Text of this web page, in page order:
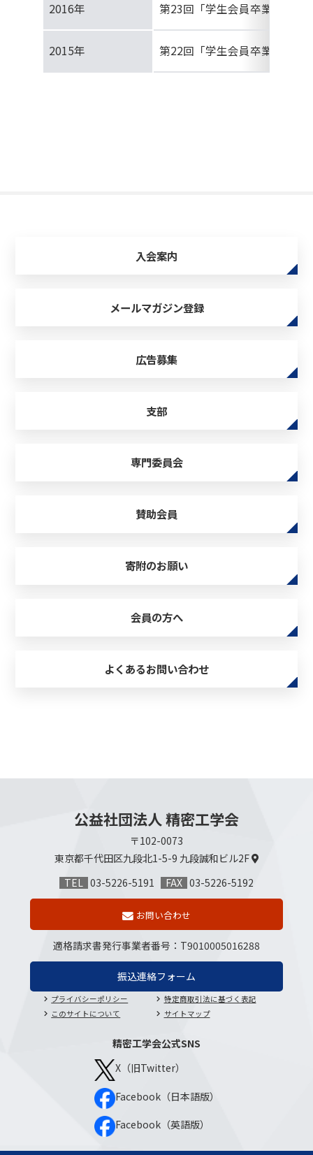
2016年 第23回「学生会員卒業研究発
2015年 第22回「学生会員卒業研究発
入会案内
メールマガジン登録
広告募集
支部
専門委員会
賛助会員
寄附のお願い
会員の方へ
よくあるお問い合わせ
公益社団法人 精密工学会
〒102-0073
東京都千代田区九段北1-5-9 九段誠和ビル2F
TEL 03-5226-5191 FAX 03-5226-5192
お問い合わせ
適格請求書発行事業者番号 ： T9010005016288
振込連絡フォーム
プライバシーポリシー
特定商取引法に基づく表記
このサイトについて
サイトマップ
精密工学会公式SNS
X（旧Twitter）
Facebook（日本語版）
Facebook（英語版）